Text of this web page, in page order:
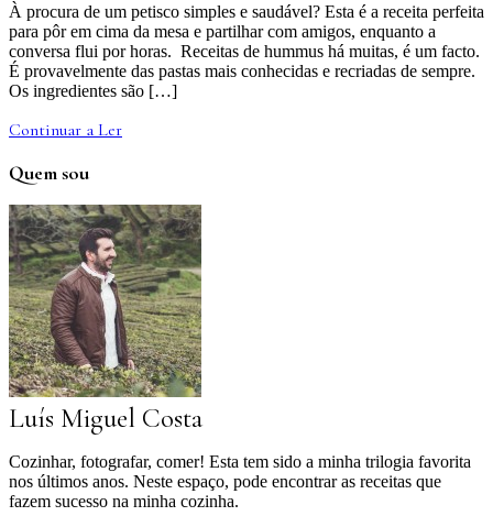
À procura de um petisco simples e saudável? Esta é a receita perfeita
para pôr em cima da mesa e partilhar com amigos, enquanto a
conversa flui por horas. Receitas de hummus há muitas, é um facto.
É provavelmente das pastas mais conhecidas e recriadas de sempre.
Os ingredientes são […]
Continuar a Ler
Quem sou
Luís Miguel Costa
Cozinhar, fotografar, comer! Esta tem sido a minha trilogia favorita
nos últimos anos. Neste espaço, pode encontrar as receitas que
fazem sucesso na minha cozinha.